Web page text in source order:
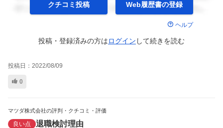
クチコミ投稿 Web履歴書の登録
ヘルプ
投稿・登録済みの方はログイン して続きを読む
投稿日： 2022/08/09
0
マツダ株式会社の評判・クチコミ・評価
良い点 退職検討理由